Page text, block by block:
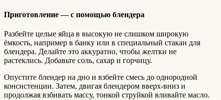
Приготовление — с помощью блендера
Разбейте целые яйца в высокую не слишком широкую
ёмкость, например в банку или в специальный стакан для
блендера. Делайте это аккуратно, чтобы желтки не
растеклись. Добавьте соль, сахар и горчицу.
Опустите блендер на дно и взбейте смесь до однородной
консистенции. Затем, двигая блендером вверх-вниз и
продолжая взбивать массу, тонкой струйкой вливайте масло.